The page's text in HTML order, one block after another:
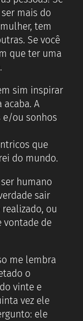
mais do
tem
Se você
que ter uma
sim inspirar
acaba. A
e/ou sonhos
que
do mundo.
humano
sair
ou
vontade de
me lembra
o
vinte e
vez ele
ele